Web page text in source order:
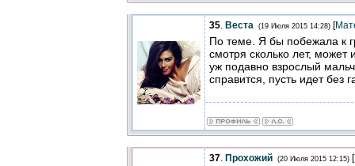
35. Веста (19 Июля 2015 14:28) [
По теме. Я бы побежала к
смотря сколько лет,
уж подавно взрослый
справится, пусть идет без
37. Прохожий (20 Июля 2015 12:15) [